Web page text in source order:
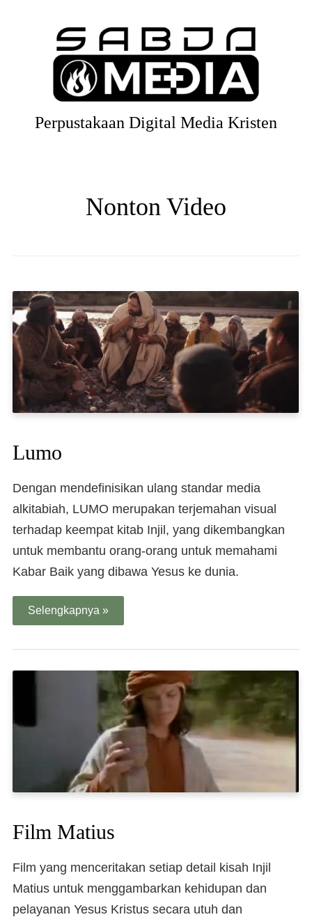
Perpustakaan Digital Media Kristen
Nonton Video
Lumo
Dengan mendefinisikan ulang standar media
alkitabiah, LUMO merupakan terjemahan visual
terhadap keempat kitab Injil, yang dikembangkan
untuk membantu orang-orang untuk memahami
Kabar Baik yang dibawa Yesus ke dunia.
Selengkapnya »
Film Matius
Film yang menceritakan setiap detail kisah Injil
Matius untuk menggambarkan kehidupan dan
pelayanan Yesus Kristus secara utuh dan